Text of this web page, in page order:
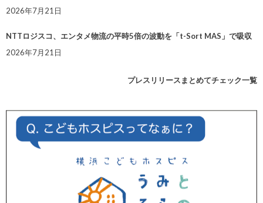
2026年7月21日
NTTロジスコ、エンタメ物流の平時5倍の波動を「t-Sort MAS」で吸収
2026年7月21日
プレスリリースまとめてチェック一覧